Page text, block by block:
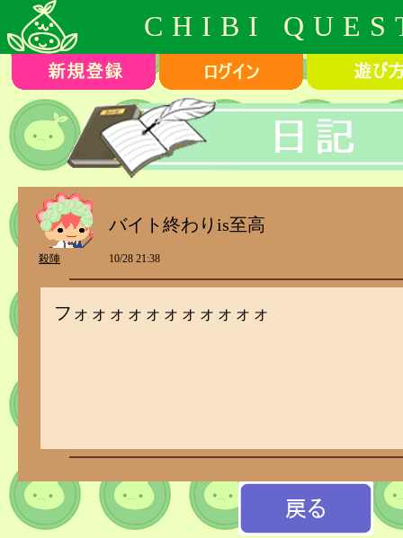
CHIBI
バイト終わりis至高
殺陣 10/28 21:38
フォォォォォォォォォォォ